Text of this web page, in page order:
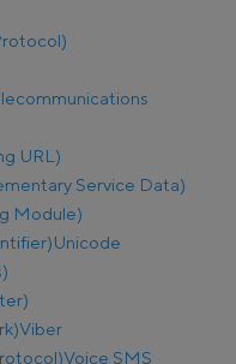
URL)
Service Data)
Module)
Unicode
Viber
Voice SMS